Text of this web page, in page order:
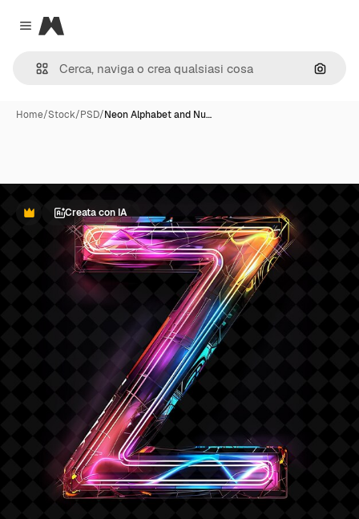
Close menu
Magnific
Cerca
Home/Stock/PSD/Neon Alphabet and Nu…
PremiumCreata con IA